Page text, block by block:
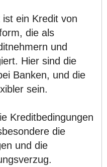
ein Kredit von
die als
und
Hier sind die
Banken, und die
sein.
Kreditbedingungen
die
und die